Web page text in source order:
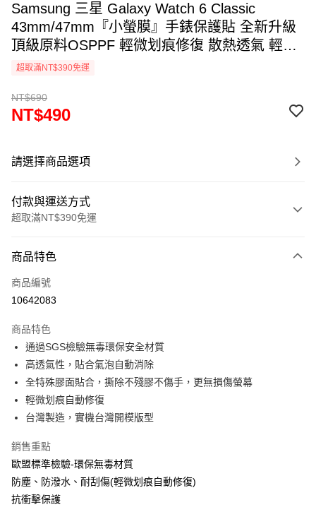
Samsung 三星 Galaxy Watch 6 Classic
43mm/47mm『小螢膜』手錶保護貼 全新升級
頂級原料OSPPF 輕微划痕修復 散熱透氣 輕薄
抗擊 裸機質感(一組兩入)
超取滿NT$390免運
NT$690
NT$490
請選擇商品選項
付款與運送方式
超取滿NT$390免運
信用卡一次付款
超商取貨付款
Apple Pay
街口支付
悠遊付
全盈+PAY
全家取貨付款
每筆NT$60，滿NT$390(含以上)免運費
商品特色
商品編號
10642083
商品特色
通過SGS檢驗無毒環保安全材質
高透氣性，貼合氣泡自動消除
全特殊膠面貼合，撕除不殘膠不傷手，更無損傷螢幕
輕微划痕自動修復
台灣製造，實機台灣開模版型
銷售重點
歐盟標準檢驗-環保無毒材質
防塵、防潑水、耐刮傷(輕微划痕自動修復)
抗衝擊保護